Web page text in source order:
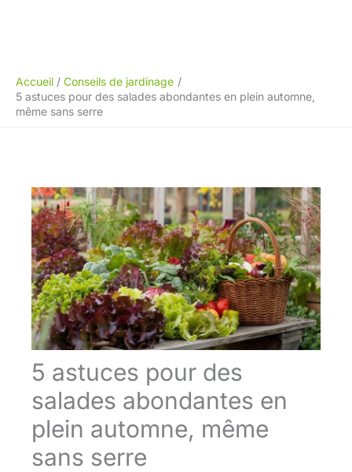
Accueil
Conseils de jardinage
5 astuces pour des salades abondantes en plein automne,
même sans serre
5 astuces pour des
salades abondantes en
plein automne, même
sans serre